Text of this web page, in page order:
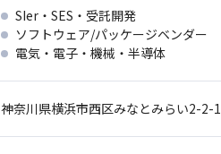
SIer・SES・受託開発
ソフトウェア/パッケージベンダー
電気・電子・機械・半導体
神奈川県横浜市西区みなとみらい2-2-1